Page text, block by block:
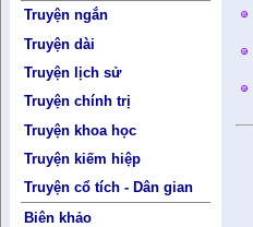
Truyện ngắn
Truyện dài
Truyện lịch sử
Truyện chính trị
Truyện khoa học
Truyện kiếm hiệp
Truyện cổ tích - Dân gian
Biên khảo